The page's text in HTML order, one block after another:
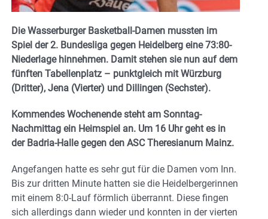
Die Wasserburger Basketball-Damen mussten im
Spiel der 2. Bundesliga gegen Heidelberg eine 73:80-
Niederlage hinnehmen. Damit stehen sie nun auf dem
fünften Tabellenplatz – punktgleich mit Würzburg
(Dritter), Jena (Vierter) und Dillingen (Sechster).
Kommendes Wochenende steht am Sonntag-
Nachmittag ein Heimspiel an. Um 16 Uhr geht es in
der Badria-Halle gegen den ASC Theresianum Mainz.
Angefangen hatte es sehr gut für die Damen vom Inn.
Bis zur dritten Minute hatten sie die Heidelbergerinnen
mit einem 8:0-Lauf förmlich überrannt. Diese fingen
sich allerdings dann wieder und konnten in der vierten